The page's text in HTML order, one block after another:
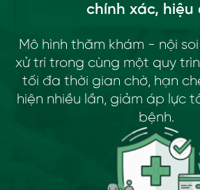
chính xác, hiệu
Mô hình thăm khám - nội
xử trí trong cùng một quy
tối đa thời gian chờ, hạn
hiện nhiều lần, giảm áp lực
bệnh.